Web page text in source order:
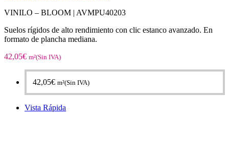
VINILO – BLOOM | AVMPU40203
Suelos rígidos de alto rendimiento con clic estanco avanzado. En
formato de plancha mediana.
42,05€ m²(Sin IVA)
42,05€ m²(Sin IVA)
Vista Rápida